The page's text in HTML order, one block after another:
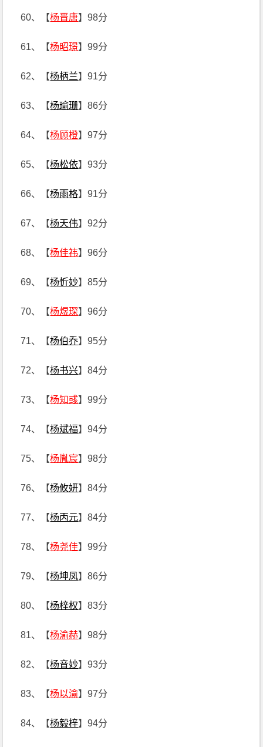
60、【杨晋唐】98分
61、【杨昭璟】99分
62、【杨柄兰】91分
63、【杨瑜珊】86分
64、【杨顾橙】97分
65、【杨松依】93分
66、【杨雨格】91分
67、【杨天伟】92分
68、【杨佳祎】96分
69、【杨忻妙】85分
70、【杨煜琛】96分
71、【杨伯乔】95分
72、【杨书兴】84分
73、【杨知彧】99分
74、【杨斌福】94分
75、【杨胤宸】98分
76、【杨攸妍】84分
77、【杨丙元】84分
78、【杨尧佳】99分
79、【杨坤凤】86分
80、【杨梓权】83分
81、【杨渝赫】98分
82、【杨音妙】93分
83、【杨以渝】97分
84、【杨毅梓】94分